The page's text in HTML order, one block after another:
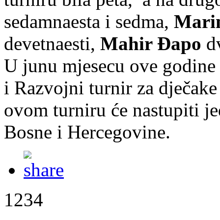
sedamnaesta i sedma,
devetnaesti, Mahir Đapo
U junu mjesecu ove
i Razvojni turnir za
ovom turniru će nastupiti
Bosne i Hercegovine.
1234